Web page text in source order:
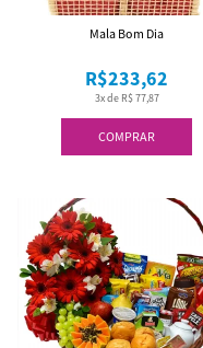
COMPRAR
3x de R$ 77,87
R$233,62
Mala Bom Dia